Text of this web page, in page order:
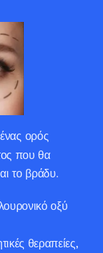
ορός
που θα
το βράδυ.
οξύ
θεραπείες,